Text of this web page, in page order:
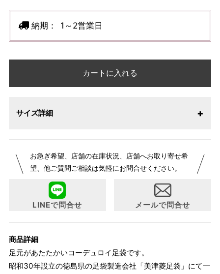
納期： 1～2営業日
カートに入れる
サイズ詳細
お急ぎ希望、店舗の在庫状況、店舗へお取り寄せ希
望、他ご質問ご相談は気軽にお問合せください。
LINEで問合せ メールで問合せ
商品詳細
足元があたたかいコーデュロイ足袋です。
昭和30年設立の徳島県の足袋製造会社「美津菱足袋」にて一